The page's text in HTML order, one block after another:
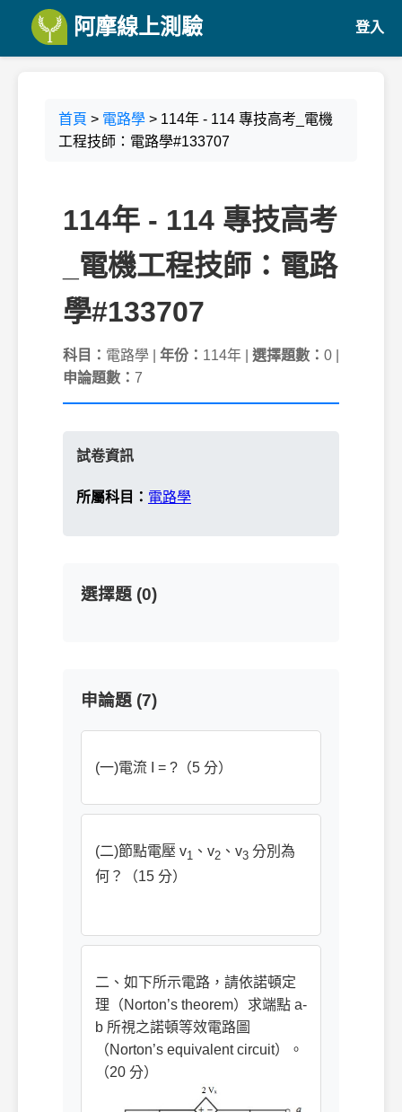
阿摩線上測驗 登入
首頁 > 電路學 > 114年 - 114 專技高考_電機
工程技師：電路學#133707
114年 - 114 專技高考
_電機工程技師：電路
學#133707
科目： 電路學 | 年份： 114年 | 選擇題數： 0 |
申論題數： 7
試卷資訊
所屬科目： 電路學
選擇題 (0)
申論題 (7)
(一)電流 I = ?（5 分）
(二)節點電壓 v1 、v2 、v3 分別為
何？（15 分）
二、如下所示電路，請依諾頓定
理（Norton’s theorem）求端點 a-
b 所視之諾頓等效電路圖
（Norton’s equivalent circuit）。
（20 分）